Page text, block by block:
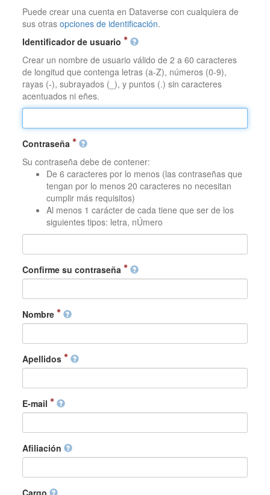
Puede crear una cuenta en Dataverse con cualquiera de
sus otrasopciones de identificación.
Identificador de usuario
Crear un nombre de usuario válido de 2 a 60 caracteres
de longitud que contenga letras (a-Z), números (0-9),
rayas (-), subrayados (_), y puntos (.) sin caracteres
acentuados ni eñes.
Contraseña
Su contraseña debe de contener:
De 6 caracteres por lo menos (las contraseñas que
tengan por lo menos 20 caracteres no necesitan
cumplir más requisitos)
Al menos 1 carácter de cada tiene que ser de los
siguientes tipos: letra, nÚmero
Confirme su contraseña
Nombre
Apellidos
E-mail
Afiliación
Cargo